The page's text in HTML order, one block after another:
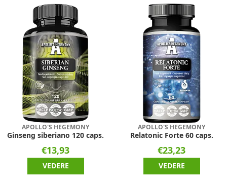
APOLLO'S HEGEMONY
Ginseng siberiano 120 caps.
€13,93
VEDERE
APOLLO'S HEGEMONY
Relatonic Forte 60 caps.
€23,23
VEDERE